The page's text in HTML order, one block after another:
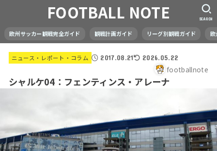
FOOTBALL NOTE
欧州サッカー観戦完全ガイド 観戦計画ガイド リーグ別観戦ガイド 欧
SEARCH
ニュース・レポート・コラム 2017.08.21 2026.05.22
footballnote
シャルケ04：フェンティンス・アレーナ